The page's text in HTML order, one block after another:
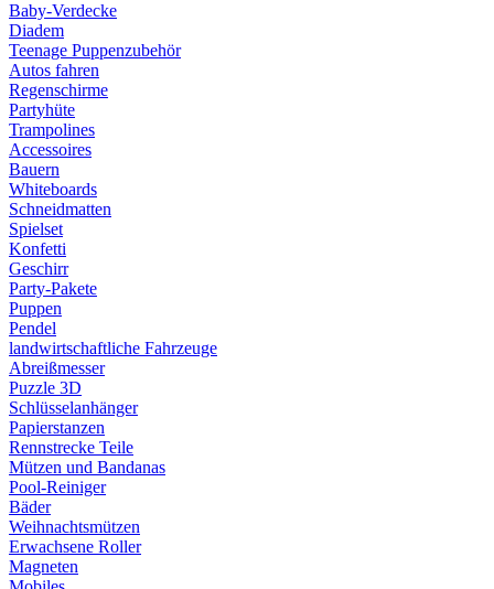
Baby-Verdecke
Diadem
Teenage Puppenzubehör
Autos fahren
Regenschirme
Partyhüte
Trampolines
Accessoires
Bauern
Whiteboards
Schneidmatten
Spielset
Konfetti
Geschirr
Party-Pakete
Puppen
Pendel
landwirtschaftliche Fahrzeuge
Abreißmesser
Puzzle 3D
Schlüsselanhänger
Papierstanzen
Rennstrecke Teile
Mützen und Bandanas
Pool-Reiniger
Bäder
Weihnachtsmützen
Erwachsene Roller
Magneten